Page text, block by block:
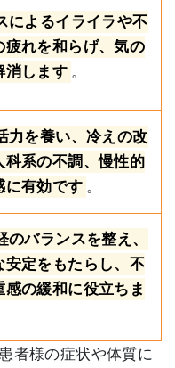
によるイライラや不
疲れを和らげ、気の
消します 。
力を養い、冷えの改
科系の不調、慢性的
に有効です 。
のバランスを整え、
安定をもたらし、不
感の緩和に役立ちま
者様の症状や体質に